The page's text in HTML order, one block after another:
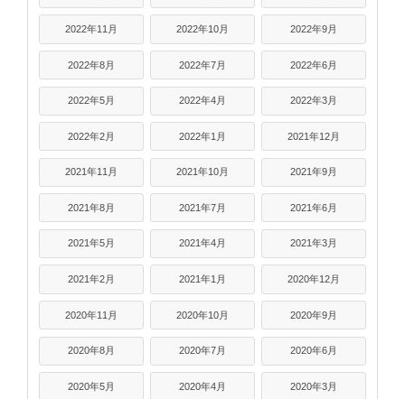
2022年11月 2022年10月 2022年9月
2022年8月 2022年7月 2022年6月
2022年5月 2022年4月 2022年3月
2022年2月 2022年1月 2021年12月
2021年11月 2021年10月 2021年9月
2021年8月 2021年7月 2021年6月
2021年5月 2021年4月 2021年3月
2021年2月 2021年1月 2020年12月
2020年11月 2020年10月 2020年9月
2020年8月 2020年7月 2020年6月
2020年5月 2020年4月 2020年3月